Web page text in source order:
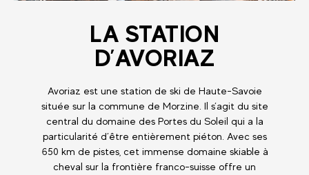
LA STATION
D’AVORIAZ
Avoriaz est une station de ski de Haute-Savoie
située sur la commune de Morzine. Il s’agit du site
central du domaine des Portes du Soleil qui a la
particularité d’être entièrement piéton. Avec ses
650 km de pistes, cet immense domaine skiable à
cheval sur la frontière franco-suisse offre un